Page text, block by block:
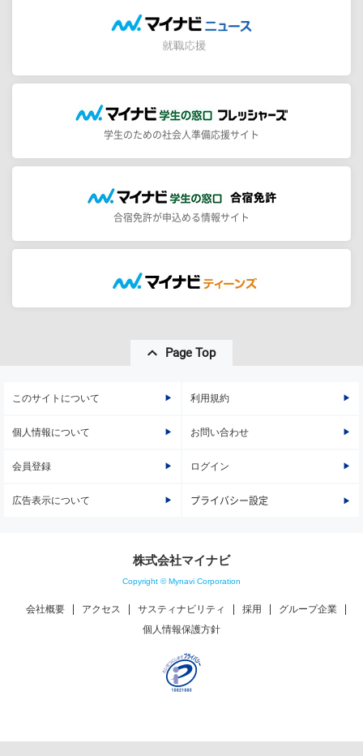
学生のための社会人準備応援サイト
合宿免許が申込める情報サイト
Page Top
このサイトについて 利用規約
個人情報について お問い合わせ
会員登録 ログイン
広告表示について プライバシー設定
株式会社マイナビ
Copyright © Mynavi Corporation
会社概要 アクセス サスティナビリティ 採用
グループ企業
個人情報保護方針